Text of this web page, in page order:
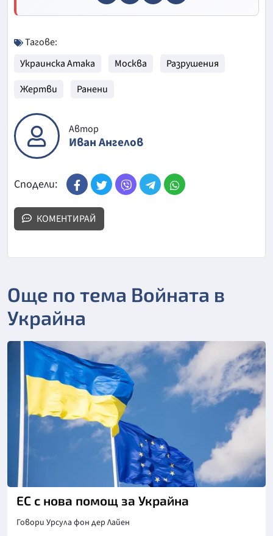
Тагове:
Украинска Атака
Москва
Разрушения
Жертви
Ранени
Автор
Иван Ангелов
Сподели:
КОМЕНТИРАЙ
Още по тема Войната в
Украйна
ЕС с нова помощ за Украйна
Говори Урсула фон дер Лайен